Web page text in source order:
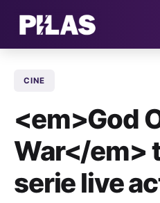
CINE
<em>God
War</em>
serie live